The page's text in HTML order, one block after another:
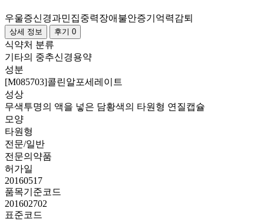
우울증신경과민집중력장애 불안증기억력감퇴
상세 정보 후기 0
식약처 분류
기타의 중추신경용약
성분
[M085703]콜린알포세레이트
성상
무색투명의 액을 넣은 담황색의 타원형 연질캡슐
모양
타원형
전문/일반
전문의약품
허가일
20160517
품목기준코드
201602702
표준코드